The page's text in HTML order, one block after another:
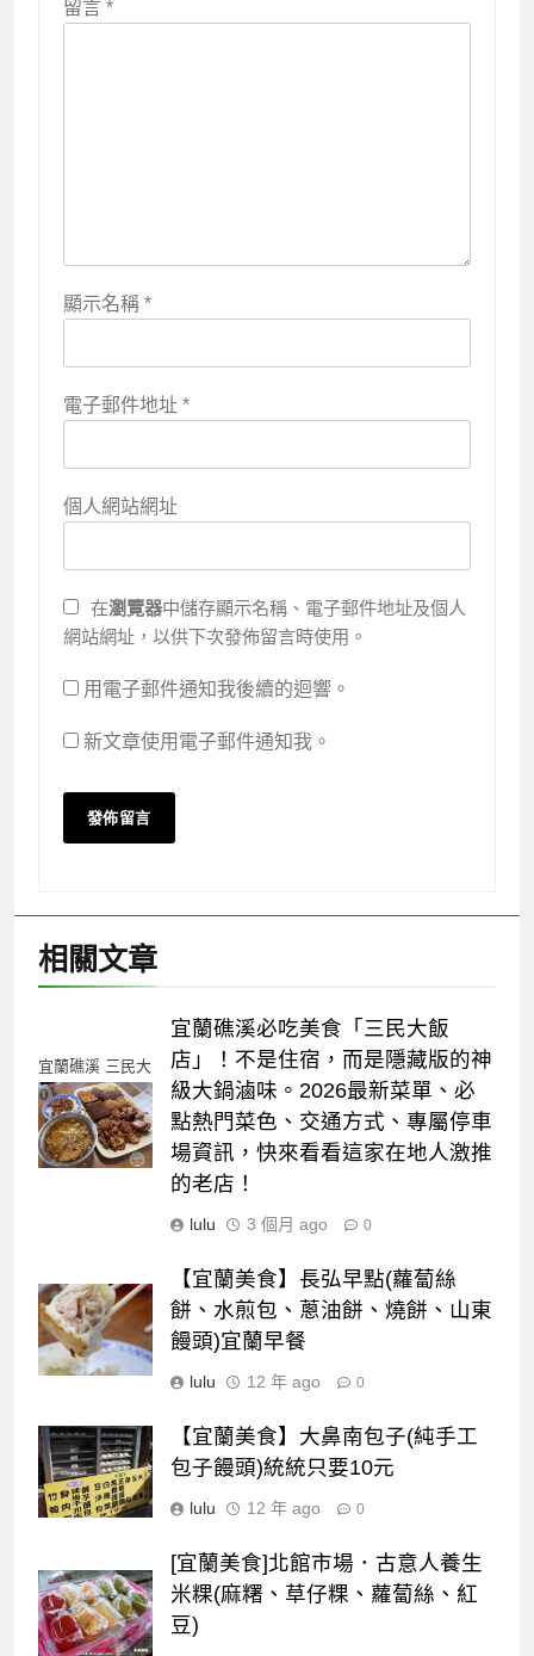
留言 *
顯示名稱 *
電子郵件地址 *
個人網站網址
在瀏覽器中儲存顯示名稱、電子郵件地址及個人
網站網址，以供下次發佈留言時使用。
用電子郵件通知我後續的迴響。
新文章使用電子郵件通知我。
相關文章
宜蘭礁溪 三民大
飯店 傳奇滷味店
宜蘭礁溪必吃美食「三民大飯
店」！不是住宿，而是隱藏版的神
級大鍋滷味。2026最新菜單、必
點熱門菜色、交通方式、專屬停車
場資訊，快來看看這家在地人激推
的老店！
lulu 3 個月 ago 0
【宜蘭美食】長弘早點(蘿蔔絲
餅、水煎包、蔥油餅、燒餅、山東
饅頭)宜蘭早餐
lulu 12 年 ago 0
【宜蘭美食】大鼻南包子(純手工
包子饅頭)統統只要10元
lulu 12 年 ago 0
[宜蘭美食]北館市場．古意人養生
米粿(麻糬、草仔粿、蘿蔔絲、紅
豆)